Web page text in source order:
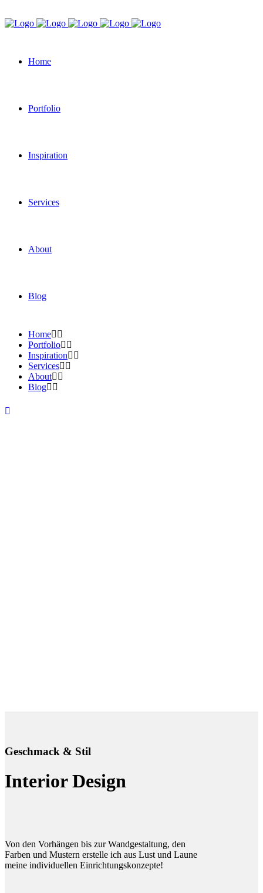
Home
Portfolio
Inspiration
Services
About
Blog
Home
Portfolio
Inspiration
Services
About
Blog
Geschmack & Stil
Interior Design
Von den Vorhängen bis zur Wandgestaltung, den
Farben und Mustern erstelle ich aus Lust und Laune
meine individuellen Einrichtungskonzepte!